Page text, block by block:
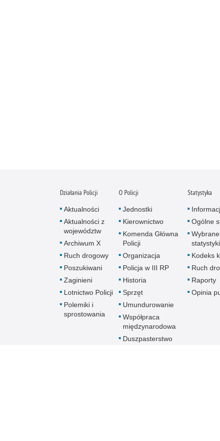
Działania Policji
Aktualności
Aktualności z
województw
Archiwum X
Ruch drogowy
Poszukiwani
Zaginieni
Lotnictwo Policji
Polemiki i
sprostowania
O Policji
Jednostki
Kierownictwo
Komenda Główna
Policji
Organizacja
Policja w III RP
Historia
Sprzęt
Umundurowanie
Współpraca
międzynarodowa
Duszpasterstwo
Statystyka
Ogólne
Wybrane
statystyki
Kodeks
Ruch
Raporty
Opinia